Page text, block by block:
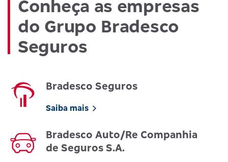
Conheça as empresas
do Grupo Bradesco
Seguros
Bradesco Seguros
Saiba mais
Bradesco Auto/Re Companhia
de Seguros S.A.